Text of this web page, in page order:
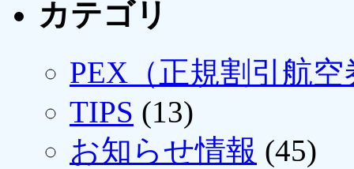
カテゴリ
PEX（正規割引航空
TIPS (13)
お知らせ情報 (45)